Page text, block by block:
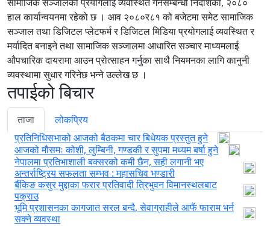
हाल कार्यान्वयनमा रहेको छ । आव २०८०र८१ को बजेटमा समेट सामाजिक
सञ्जाल तथा डिजिटल प्लेटफर्म र डिजिटल मिडिया प्रयोगलाई व्यवस्थित र
मर्यादित बनाइने तथा सामाजिक सञ्जालमा आधारित सञ्चार माध्यमलाई
औपचारिक दायरामा आउन प्रोत्साहन गर्नुका साथै नियमनका लागि कानुनी
व्यवस्थामा सुधार गरिनेछ भन्ने उल्लेख छ ।
तपाईको बिचार
ताजा
लोकप्रिय
प्रतिनिधिसभाको आजको बैठकमा चार बिधेयक प्रस्तुत हुने
आजको मौसमः कोशी, लुम्बिनी, गण्डकी र सुपमा मध्यम बर्षा हुने
नेपालमा प्रतिभाशाली बक्सरको कमी छैन, सही लगानी भए
अन्तर्राष्ट्रिय सफलता सम्भव : महासचिव भण्डारी
बैंकिङ कसुर मुद्दाका फरार प्रतिवादी त्रिभुवन विमानस्थलबाट
पक्राउ
भूमि प्रशासनका कागजात सरल बन्दै, सेवाग्राहीले आफैं फाराम भर्न
सक्ने व्यवस्था